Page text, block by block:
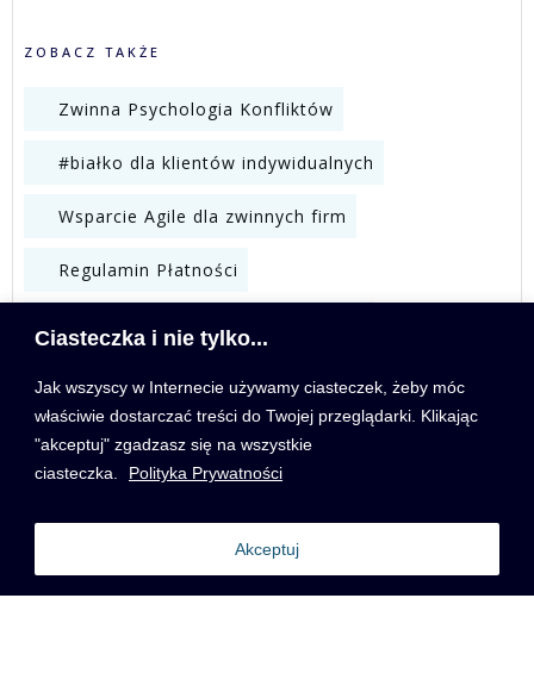
Ciasteczka i nie tylko...
Jak wszyscy w Internecie używamy ciasteczek, żeby móc
właściwie dostarczać treści do Twojej przeglądarki. Klikając
"akceptuj" zgadzasz się na wszystkie
ciasteczka.
Polityka Prywatności
Akceptuj
ZOBACZ TAKŻE
Zwinna Psychologia Konfliktów
#białko dla klientów indywidualnych
Wsparcie Agile dla zwinnych firm
Regulamin Płatności
Krótkie warsztaty on-line #białko
Weekend Z Konfliktami / Bez Konfliktów
Szkolenie Wymagania i User Story
Warsztat dla Zespołów Scrumowych
Baza Wiedzy Agile